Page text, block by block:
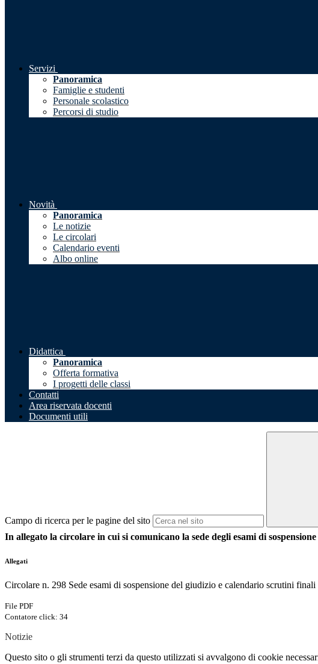
Servizi
Panoramica
Famiglie e studenti
Personale scolastico
Percorsi di studio
Novità
Panoramica
Le notizie
Le circolari
Calendario eventi
Albo online
Didattica
Panoramica
Offerta formativa
I progetti delle classi
Contatti
Area riservata docenti
Documenti utili
Campo di ricerca per le pagine del sito
In allegato la circolare in cui si comunicano la sede degli esami di
Allegati
Circolare n. 298 Sede esami di sospensione del giudizio e calendario scrutini
File PDF
Contatore click: 34
Notizie
Questo sito o gli strumenti terzi da questo utilizzati si avvalgono di cookie